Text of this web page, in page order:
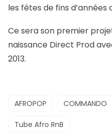
les fêtes de fins
Ce sera son premier
naissance Direct Prod
2013.
AFROPOP COMMANDO
Tube Afro RnB